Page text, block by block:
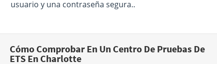
usuario y una contraseña segura..
Cómo Comprobar En Un Centro De Pruebas De
ETS En Charlotte